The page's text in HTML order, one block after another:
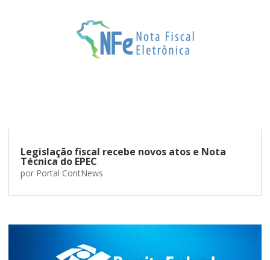
Legislação fiscal recebe novos atos e Nota
Técnica do EPEC
por Portal ContNews